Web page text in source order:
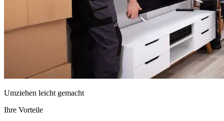
Umziehen leicht gemacht
Ihre Vorteile